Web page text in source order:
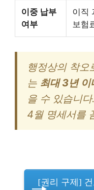
이중 납부
여부
이직
보험
행정상의 착오
는 최대 3년 이
을 수 있습니
4월 명세서를
[권리 구제]